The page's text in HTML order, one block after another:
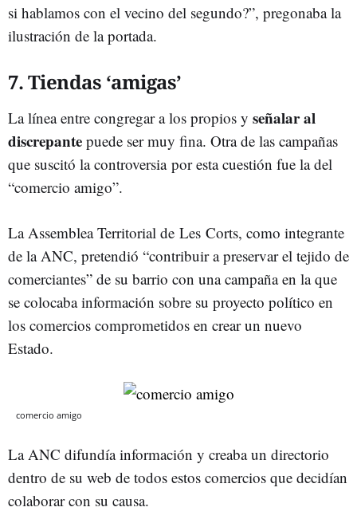
si hablamos con el vecino del segundo?”, pregonaba la
ilustración de la portada.
7. Tiendas ‘amigas’
La línea entre congregar a los propios y señalar al
discrepante puede ser muy fina. Otra de las campañas
que suscitó la controversia por esta cuestión fue la del
“comercio amigo”.
La Assemblea Territorial de Les Corts, como integrante
de la ANC, pretendió “contribuir a preservar el tejido de
comerciantes” de su barrio con una campaña en la que
se colocaba información sobre su proyecto político en
los comercios comprometidos en crear un nuevo
Estado.
comercio amigo
La ANC difundía información y creaba un directorio
dentro de su web de todos estos comercios que decidían
colaborar con su causa.